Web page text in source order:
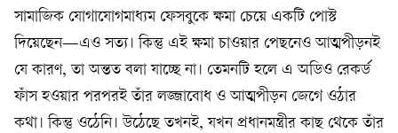
সামাজিক যোগাযোগমাধ্যম ফেসবুকে ক্ষমা চেয়ে একটি পোস্ট
দিয়েছেন—এও সত্য। কিন্তু এই ক্ষমা চাওয়ার পেছনেও আত্মপীড়নই
যে কারণ, তা অন্তত বলা যাচ্ছে না। তেমনটি হলে এ অডিও রেকর্ড
ফাঁস হওয়ার পরপরই তাঁর লজ্জাবোধ ও আত্মপীড়ন জেগে ওঠার
কথা। কিন্তু ওঠেনি। উঠেছে তখনই, যখন প্রধানমন্ত্রীর কাছ থেকে তাঁর